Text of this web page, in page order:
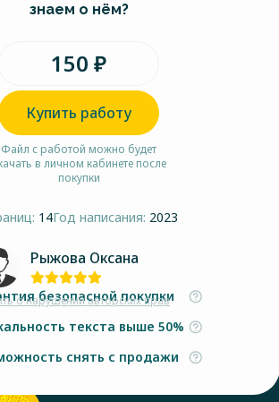
знаем о нём?
150 ₽
Купить работу
Файл с работой можно будет
в личном кабинете после
покупки
14Год написания: 2023
Рыжова Оксана
о нарушении авторских прав
безопасной покупки
текста выше 50%
снять с продажи